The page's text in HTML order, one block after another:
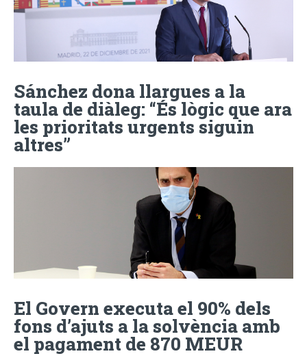
Sánchez dona llargues a la
taula de diàleg: “És lògic que ara
les prioritats urgents siguin
altres”
El Govern executa el 90% dels
fons d’ajuts a la solvència amb
el pagament de 870 MEUR